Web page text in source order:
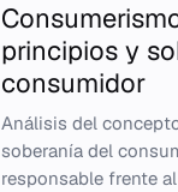
principios y
consumidor
Análisis del
soberanía del
responsable frente